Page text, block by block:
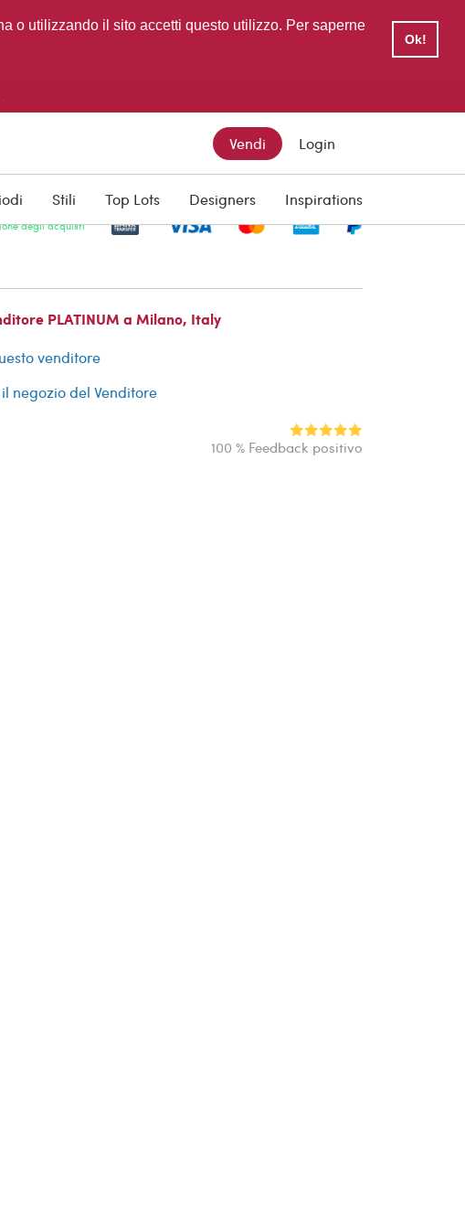
o utilizzando il sito accetti questo utilizzo. Per saperne
Ok!
Vendi Login
Stili Top Lots Designers Inspirations
degli acquisti
PLATINUM a Milano, Italy
venditore
negozio del Venditore
100 % Feedback positivo